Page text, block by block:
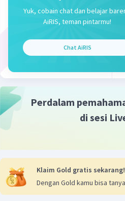
Yuk, cobain chat dan belajar
AiRIS, teman pintarmu!
Chat AiRIS
Perdalam
di sesi
Klaim Gold gratis sekarang!
Dengan Gold kamu bisa